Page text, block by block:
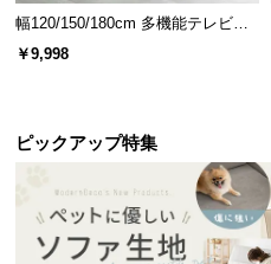
幅120/150/180cm 多機能テレビボ
ード 木目/石目調 オープン収納・
引き出し収納付き
￥9,998
ピックアップ特集